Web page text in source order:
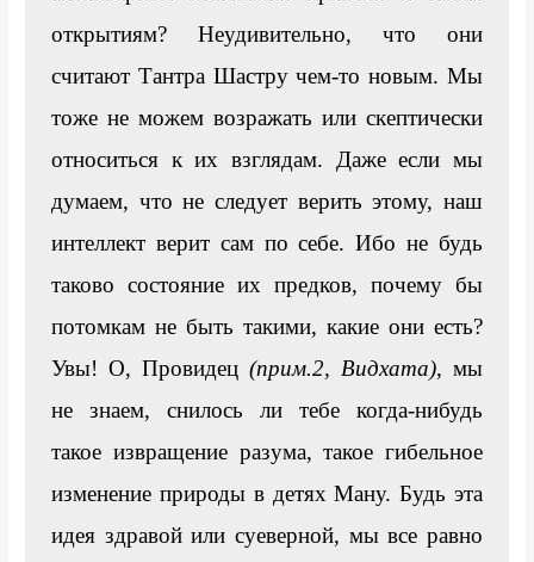
открытиям? Неудивительно, что они
считают Тантра Шастру чем-то новым. Мы
тоже не можем возражать или скептически
относиться к их взглядам. Даже если мы
думаем, что не следует верить этому, наш
интеллект верит сам по себе. Ибо не будь
таково состояние их предков, почему бы
потомкам не быть такими, какие они есть?
Увы! О, Провидец (прим.2, Видхата), мы
не знаем, снилось ли тебе когда-нибудь
такое извращение разума, такое гибельное
изменение природы в детях Ману. Будь эта
идея здравой или суеверной, мы все равно